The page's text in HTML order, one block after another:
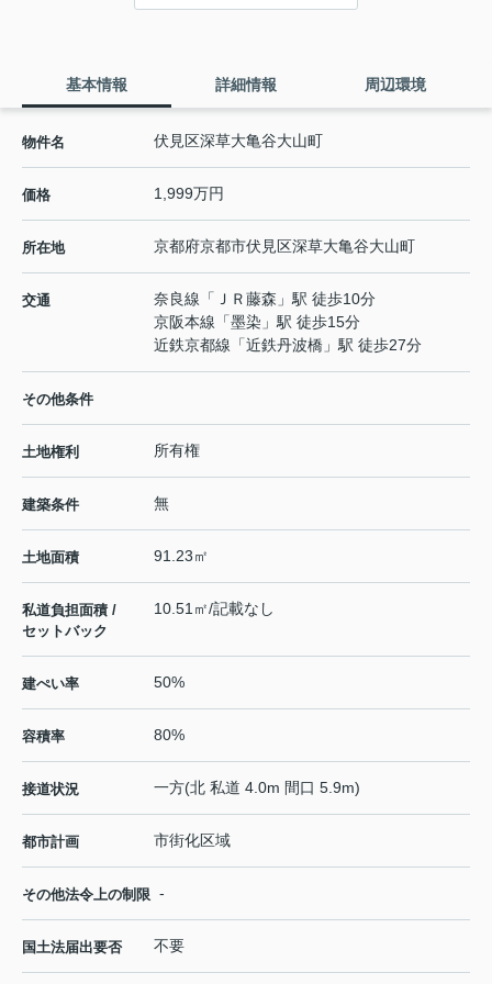
基本情報 詳細情報 周辺環境
物件名 伏見区深草大亀谷大山町
価格 1,999万円
所在地 京都府京都市伏見区深草大亀谷大山町
交通 奈良線 「 ＪＲ藤森 」駅 徒歩10分
京阪本線 「墨染 」駅 徒歩15分
近鉄京都線 「近鉄丹波橋 」駅 徒歩27分
その他条件
土地権利 所有権
建築条件 無
土地面積 91.23㎡
私道負担面積 /
セットバック
10.51㎡/記載なし
建ぺい率 50%
容積率 80%
接道状況 一方(北 私道 4.0m 間口 5.9m)
都市計画 市街化区域
その他法令上の制限 -
国土法届出要否 不要